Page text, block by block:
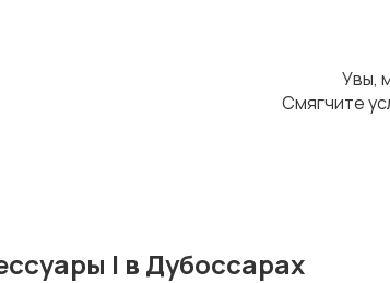
Увы,
Смягчите
| в Дубоссарах